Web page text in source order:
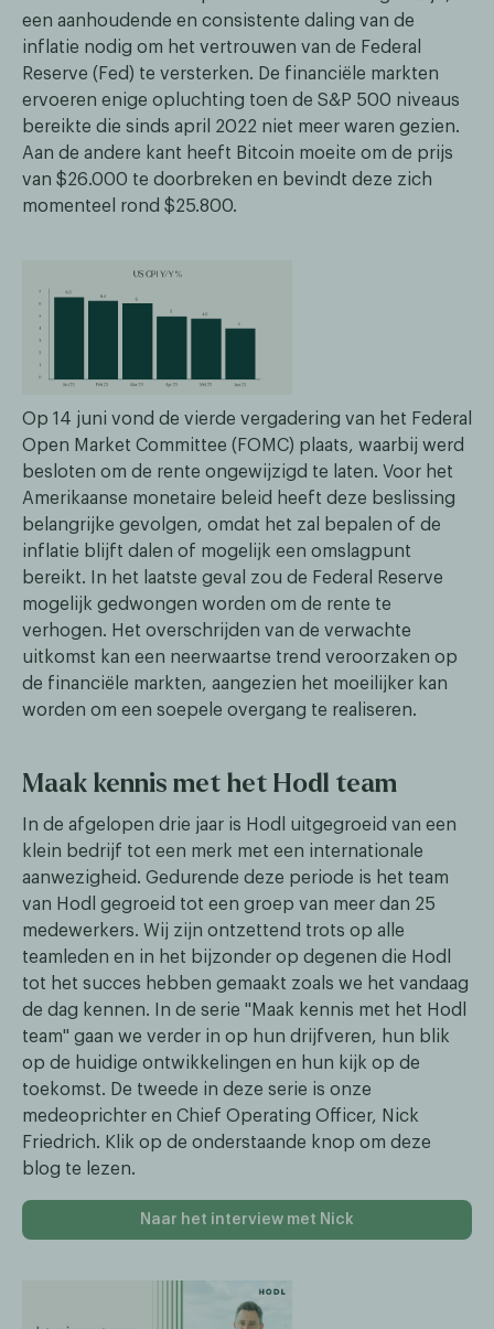
een aanhoudende en consistente daling van de
inflatie nodig om het vertrouwen van de Federal
Reserve (Fed) te versterken. De financiële markten
ervoeren enige opluchting toen de S&P 500 niveaus
bereikte die sinds april 2022 niet meer waren gezien.
Aan de andere kant heeft Bitcoin moeite om de prijs
van $26.000 te doorbreken en bevindt deze zich
momenteel rond $25.800.
Op 14 juni vond de vierde vergadering van het Federal
Open Market Committee (FOMC) plaats, waarbij werd
besloten om de rente ongewijzigd te laten. Voor het
Amerikaanse monetaire beleid heeft deze beslissing
belangrijke gevolgen, omdat het zal bepalen of de
inflatie blijft dalen of mogelijk een omslagpunt
bereikt. In het laatste geval zou de Federal Reserve
mogelijk gedwongen worden om de rente te
verhogen. Het overschrijden van de verwachte
uitkomst kan een neerwaartse trend veroorzaken op
de financiële markten, aangezien het moeilijker kan
worden om een soepele overgang te realiseren.
Maak kennis met het Hodl team
In de afgelopen drie jaar is Hodl uitgegroeid van een
klein bedrijf tot een merk met een internationale
aanwezigheid. Gedurende deze periode is het team
van Hodl gegroeid tot een groep van meer dan 25
medewerkers. Wij zijn ontzettend trots op alle
teamleden en in het bijzonder op degenen die Hodl
tot het succes hebben gemaakt zoals we het vandaag
de dag kennen. In de serie "Maak kennis met het Hodl
team" gaan we verder in op hun drijfveren, hun blik
op de huidige ontwikkelingen en hun kijk op de
toekomst. De tweede in deze serie is onze
medeoprichter en Chief Operating Officer, Nick
Friedrich. Klik op de onderstaande knop om deze
blog te lezen.
Naar het interview met Nick